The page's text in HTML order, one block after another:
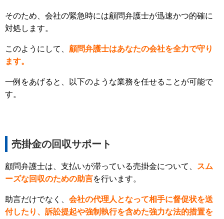
そのため、会社の緊急時には顧問弁護士が迅速かつ的確に
対処します。
このようにして、 顧問弁護士はあなたの会社を全力で守り
ます。
一例をあげると、以下のような業務を任せることが可能で
す。
売掛金の回収サポート
顧問弁護士は、支払いが滞っている売掛金について、
スム
ーズな回収のための助言を行います。
助言だけでなく、 会社の代理人となって相手に督促状を送
付したり、訴訟提起や強制執行を含めた強力な法的措置を